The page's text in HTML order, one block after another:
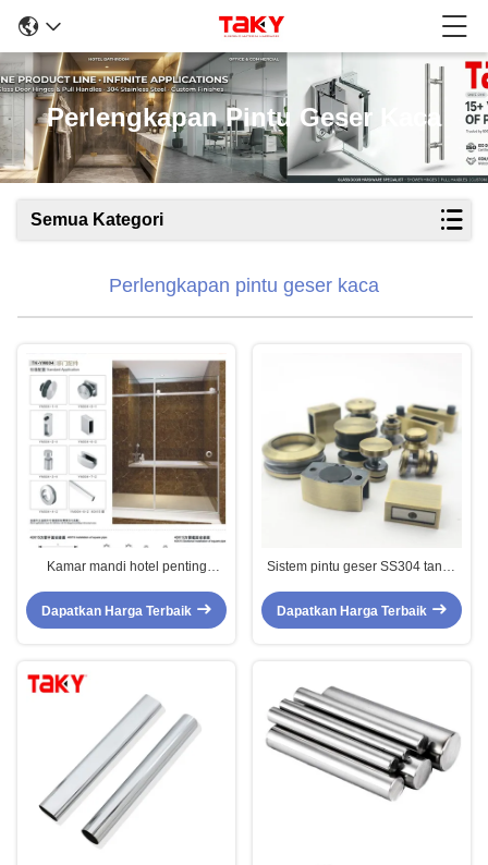
Perlengkapan Pintu Geser Kaca
Semua Kategori
Perlengkapan pintu geser kaca
Kamar mandi hotel penting
cermin untuk renovasi
Dapatkan Harga Terbaik
Sistem pintu geser SS304 tanpa
Polandia dan gaya desain tanpa
bingkai
Dapatkan Harga Terbaik